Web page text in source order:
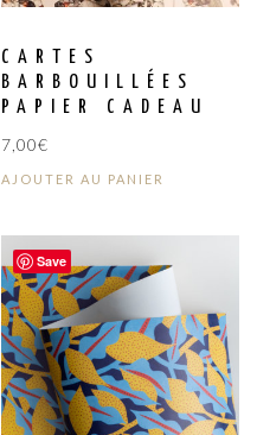
CARTES
BARBOUILLÉES
PAPIER CADEAU
7,00€
AJOUTER AU PANIER
Save